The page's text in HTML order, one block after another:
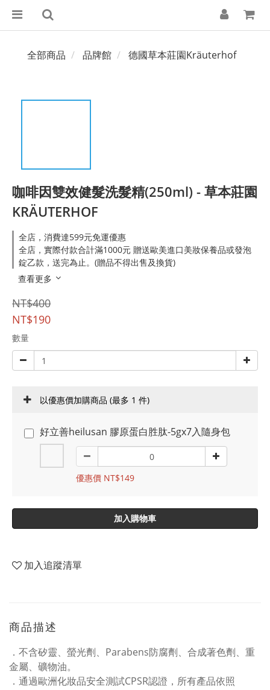
全部商品 品牌館 德國草本莊園Kräuterhof
咖啡因雙效健髮洗髮精(250ml) - 草本莊園
KRÄUTERHOF
全店，消費達599元免運優惠
全店，實際付款合計滿1000元 贈送歐美進口美妝保養品或發泡
錠乙款，送完為止。(贈品不得出售及換貨)
查看更多
NT$400
NT$190
數量
以優惠價加購商品 (最多 1 件)
好立善heilusan 膠原蛋白胜肽-5gx7入隨身包
優惠價 NT$149
加入購物車
加入追蹤清單
商品描述
．不含矽靈、螢光劑、Parabens防腐劑、合成著色劑、重
金屬、礦物油。
．通過歐洲化妝品安全測試CPSR認證，所有產品依照